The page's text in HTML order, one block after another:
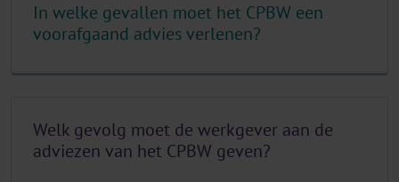
In welke gevallen moet het CPBW een
voorafgaand advies verlenen?
Welk gevolg moet de werkgever aan de
adviezen van het CPBW geven?